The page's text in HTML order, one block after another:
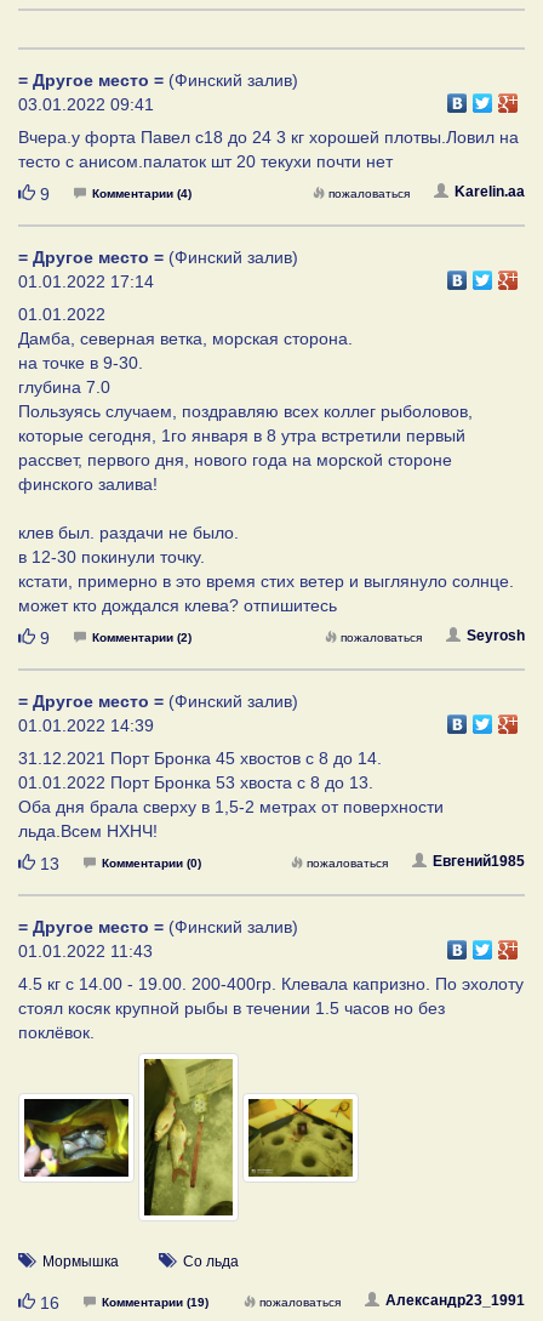
= Другое место = (Финский залив)
03.01.2022 09:41
Вчера.у форта Павел с18 до 24 3 кг хорошей плотвы.Ловил на
тесто с анисом.палаток шт 20 текухи почти нет
Нравится
9 Комментарии (4) Karelin.aa
пожаловаться
= Другое место = (Финский залив)
01.01.2022 17:14
01.01.2022
Дамба, северная ветка, морская сторона.
на точке в 9-30.
глубина 7.0
Пользуясь случаем, поздравляю всех коллег рыболовов,
которые сегодня, 1го января в 8 утра встретили первый
рассвет, первого дня, нового года на морской стороне
финского залива!
клев был. раздачи не было.
в 12-30 покинули точку.
кстати, примерно в это время стих ветер и выглянуло солнце.
может кто дождался клева? отпишитесь
Нравится
9 Комментарии (2) Seyrosh
пожаловаться
= Другое место = (Финский залив)
01.01.2022 14:39
31.12.2021 Порт Бронка 45 хвостов с 8 до 14.
01.01.2022 Порт Бронка 53 хвоста с 8 до 13.
Оба дня брала сверху в 1,5-2 метрах от поверхности
льда.Всем НХНЧ!
Нравится
13 Комментарии (0) Евгений1985
пожаловаться
= Другое место = (Финский залив)
01.01.2022 11:43
4.5 кг с 14.00 - 19.00. 200-400гр. Клевала капризно. По эхолоту
стоял косяк крупной рыбы в течении 1.5 часов но без
поклёвок.
Мормышка Со льда
Нравится
16 Комментарии (19) Александр23_1991
пожаловаться